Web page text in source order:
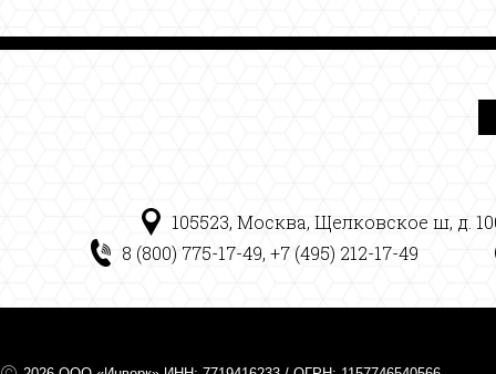
105523, Москва, Щелковское ш, д.
8 (800) 775-17-49, +7 (495) 212-17-49